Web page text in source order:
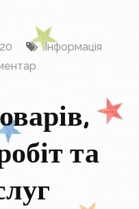
Інформація
та